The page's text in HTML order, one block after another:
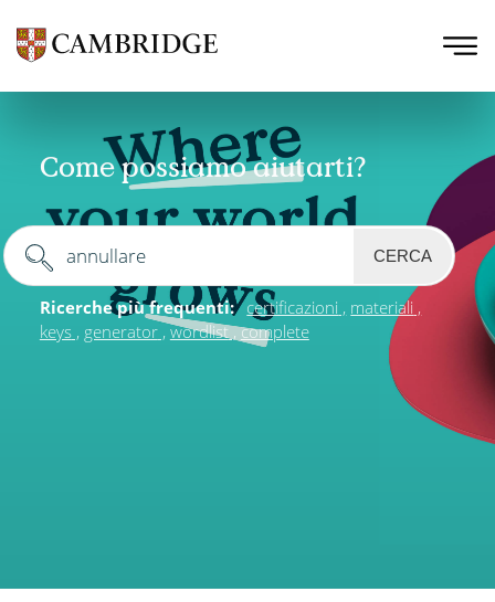
Come possiamo aiutarti?
CERCA
Ricerche più frequenti: certificazioni
materiali
keys
generator wordlist complete